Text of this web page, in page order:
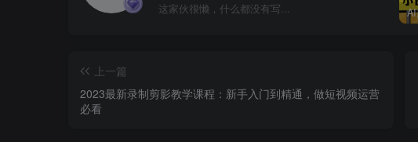
这家伙很懒，什么都没有写...
上一篇
2023最新录制剪影教学课程：新手入门到精通，做短视频运营
必看